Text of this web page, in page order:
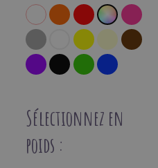
Sélectionnez en
poids :